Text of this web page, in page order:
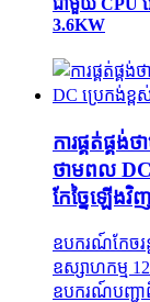
ជាមួយ CPU អ
3.6KW
ការផ្គត់ផ្គ
ថាមពល
កែច្នៃឡើងវិ
ឧបករណ៍​កែ​ចរ
ឧស្សាហកម្ម
ឧបករណ៍​បញ្ជា​